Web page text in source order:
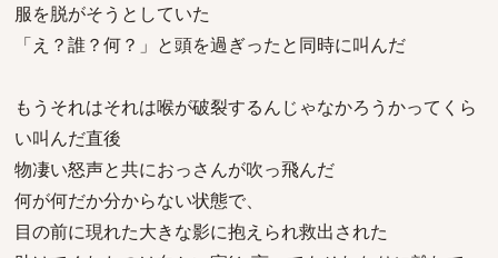
服を脱がそうとしていた
「え？誰？何？」と頭を過ぎったと同時に叫んだ
もうそれはそれは喉が破裂するんじゃなかろうかってくら
い叫んだ直後
物凄い怒声と共におっさんが吹っ飛んだ
何が何だか分からない状態で、
目の前に現れた大きな影に抱えられ救出された